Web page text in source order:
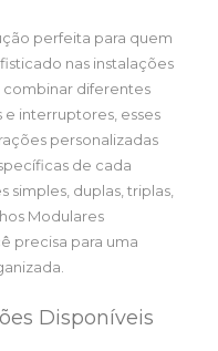
perfeita para quem
nas instalações
combinar diferentes
interruptores, esses
personalizadas
de cada
simples, duplas, triplas,
Modulares
precisa para uma
Disponíveis